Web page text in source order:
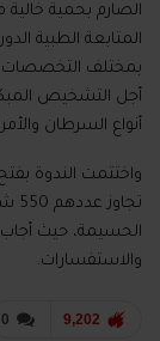
الصارم بحمية خالية
المتابعة الطبية
بمختلف التخصصات
أجل التشخيص
أنواع السرطان
واختتمت الندوة
الحسيمة، حيث
والاستفسارات.
0 9,202